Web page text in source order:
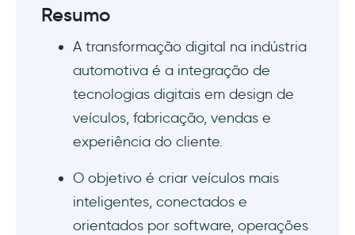
O aplicativo Tesla permite onboarding
recompensas
indústria automotiva
Tendências de transformação digital
Melhor e Mais Estruturado Uso de Dados de
Carros em Cada Etapa da Jornada de um
Resumo
A transformação digital na indústria
automotiva é a integração de
tecnologias digitais em design de
veículos, fabricação, vendas e
experiência do cliente.
O objetivo é criar veículos mais
inteligentes, conectados e
orientados por software, operações